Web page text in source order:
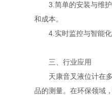
3.简单的安装与维护
和成本。
4.实时监控与智能化
三、行业应用
天康音叉液位计在多
品的测量。在环保领域